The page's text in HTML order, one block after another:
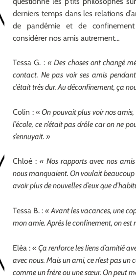
derniers temps dans les relations
de pandémie et de
considérer nos amis autrement…
Tessa G. :« Des choses ont changé
contact. Ne pas voir ses amis
c’était très dur. Au déconfinement, ça
Colin : «On pouvait plus voir nos amis,
l’école, ce n’était pas drôle car on ne
s’ennuyait. »
Chloé :« Nos rapports avec nos
nous manquaient. On voulait
avoir plus de nouvelles d’eux que
Tessa B. :« Avant les vacances, une
mon amie. Après le confinement, on est
Eléa :« Ça renforce les liens d’amitié
avec nous. Mais un ami, ce n’est pas un
comme un frère ou une sœur. On peut